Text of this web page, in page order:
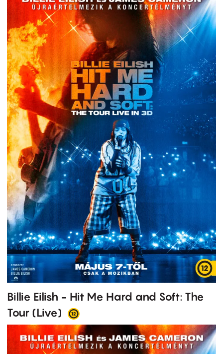
Billie Eilish - Hit Me Hard and Soft: The
Tour (Live)